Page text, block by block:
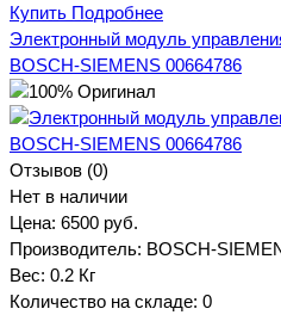
Купить Подробнее
Электронный модуль
BOSCH-SIEMENS 00664786
Отзывов (0)
Нет в наличии
Цена: 6500 руб.
Производитель: BOSCH-
Вес: 0.2 Кг
Количество на складе: 0